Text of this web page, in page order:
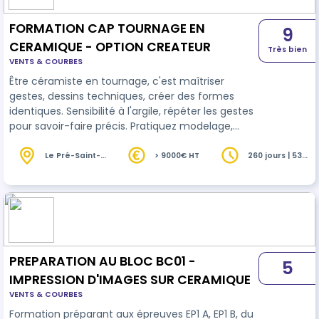
FORMATION CAP TOURNAGE EN
CERAMIQUE - OPTION CREATEUR
VENTS & COURBES
Être céramiste en tournage, c'est maîtriser
gestes, dessins techniques, créer des formes
identiques. Sensibilité à l'argile, répéter les gestes
pour savoir-faire précis. Pratiquez modelage,
créativité.
9
Très bien
Le Pré-Saint-
> 9000€ HT
260 jours | 536
PREPARATION AU BLOC BC01 -
IMPRESSION D'IMAGES SUR CERAMIQUE
VENTS & COURBES
Formation préparant aux épreuves EP1 A, EP1 B, du
5